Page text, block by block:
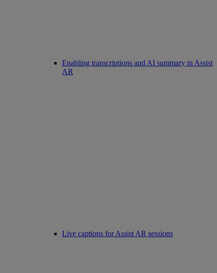
Enabling transcriptions and AI summary in Assist
AR
Live captions for Assist AR sessions